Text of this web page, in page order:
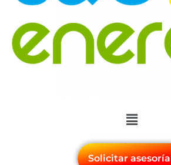
Solicitar asesoría